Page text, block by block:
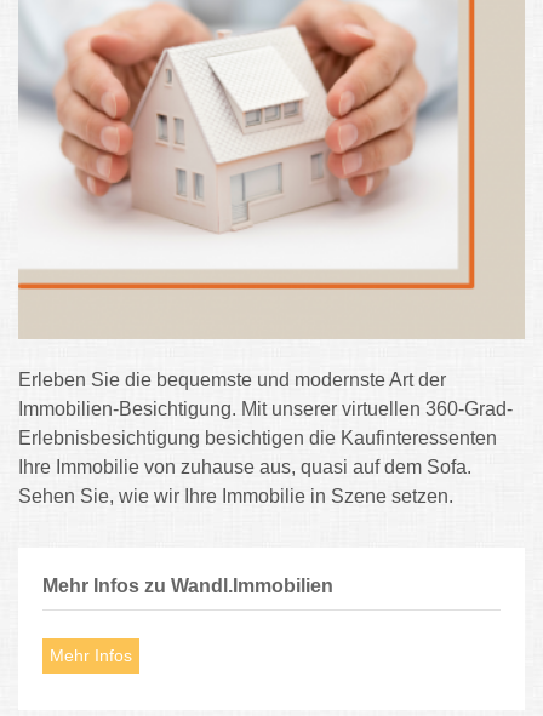
Erleben Sie die bequemste und modernste Art der
Immobilien-Besichtigung. Mit unserer virtuellen 360-Grad-
Erlebnisbesichtigung besichtigen die Kaufinteressenten
Ihre Immobilie von zuhause aus, quasi auf dem Sofa.
Sehen Sie, wie wir Ihre Immobilie in Szene setzen.
Mehr Infos zu Wandl.Immobilien
Mehr Infos